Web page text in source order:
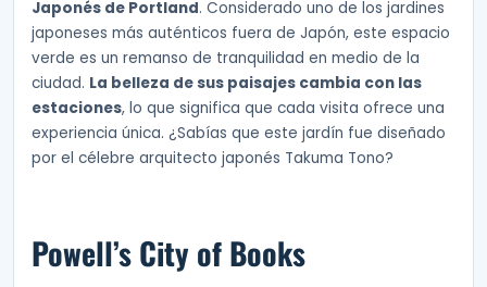
Japonés de Portland. Considerado uno de los jardines
japoneses más auténticos fuera de Japón, este espacio
verde es un remanso de tranquilidad en medio de la
ciudad. La belleza de sus paisajes cambia con las
estaciones, lo que significa que cada visita ofrece una
experiencia única. ¿Sabías que este jardín fue diseñado
por el célebre arquitecto japonés Takuma Tono?
Powell’s City of Books